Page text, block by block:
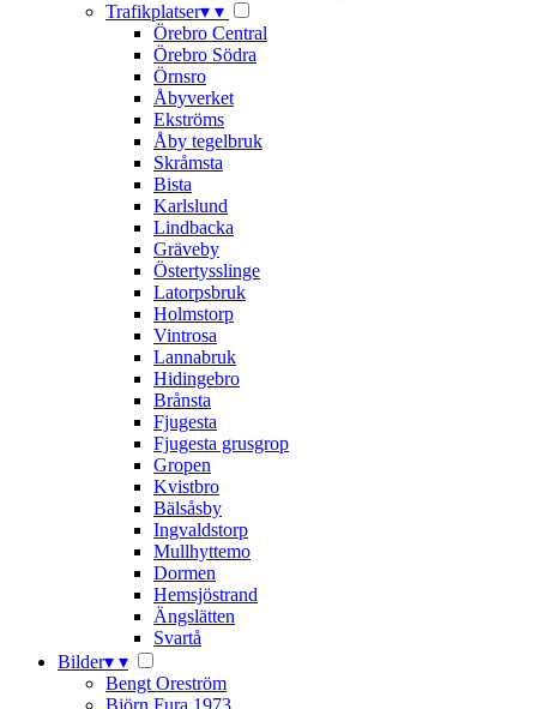
Trafikplatser▾ ▾
Örebro Central
Örebro Södra
Örnsro
Åbyverket
Ekströms
Åby tegelbruk
Skråmsta
Bista
Karlslund
Lindbacka
Gräveby
Östertysslinge
Latorpsbruk
Holmstorp
Vintrosa
Lannabruk
Hidingebro
Brånsta
Fjugesta
Fjugesta grusgrop
Gropen
Kvistbro
Bälsåsby
Ingvaldstorp
Mullhyttemo
Dormen
Hemsjöstrand
Ängslätten
Svartå
Bilder▾ ▾
Bengt Oreström
Björn Fura 1973